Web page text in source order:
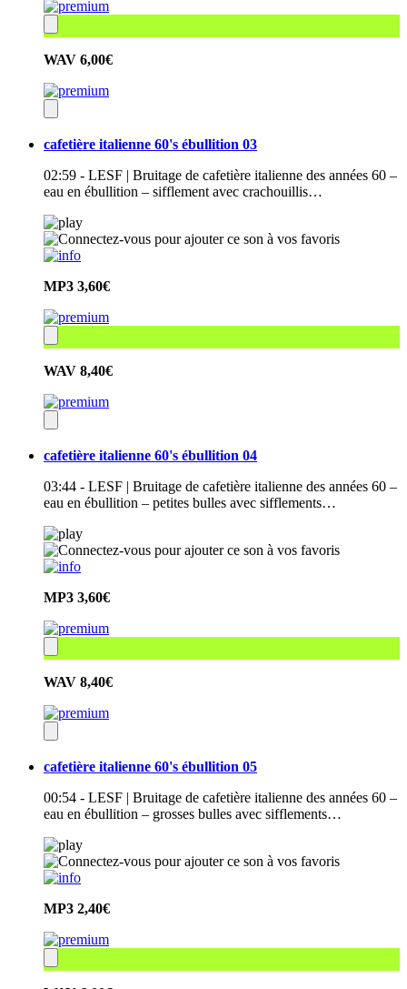
WAV 6,00€
cafetière italienne 60's ébullition 03
02:59 - LESF | Bruitage de cafetière italienne des années 60 –
eau en ébullition – sifflement avec crachouillis…
MP3 3,60€
WAV 8,40€
cafetière italienne 60's ébullition 04
03:44 - LESF | Bruitage de cafetière italienne des années 60 –
eau en ébullition – petites bulles avec sifflements…
MP3 3,60€
WAV 8,40€
cafetière italienne 60's ébullition 05
00:54 - LESF | Bruitage de cafetière italienne des années 60 –
eau en ébullition – grosses bulles avec sifflements…
MP3 2,40€